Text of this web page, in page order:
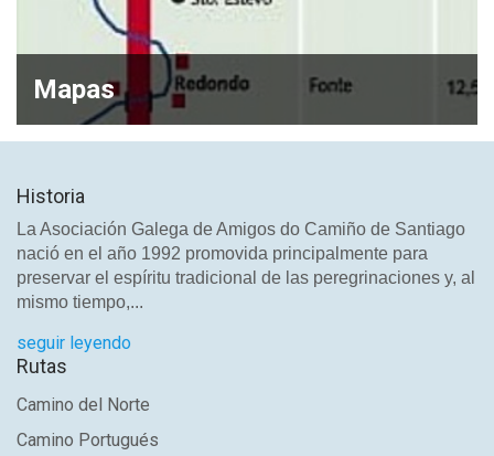
Mapas
Historia
La Asociación Galega de Amigos do Camiño de Santiago
nació en el año 1992 promovida principalmente para
preservar el espíritu tradicional de las peregrinaciones y, al
mismo tiempo,...
seguir leyendo
Rutas
Camino del Norte
Camino Portugués